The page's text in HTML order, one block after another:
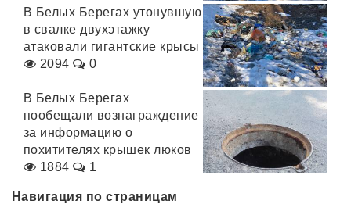
В Белых Берегах утонувшую
в свалке двухэтажку
атаковали гигантские крысы
2094
0
В Белых Берегах
пообещали вознаграждение
за информацию о
похитителях крышек люков
1884
1
Навигация по страницам